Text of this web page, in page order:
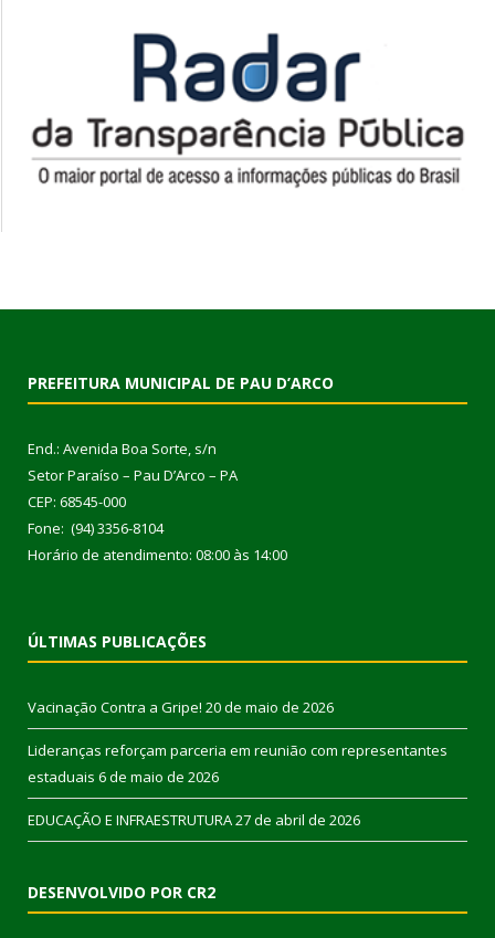
PREFEITURA MUNICIPAL DE PAU D’ARCO
End.: Avenida Boa Sorte, s/n
Setor Paraíso – Pau D’Arco – PA
CEP: 68545-000
Fone: (94) 3356-8104
Horário de atendimento: 08:00 às 14:00
ÚLTIMAS PUBLICAÇÕES
Vacinação Contra a Gripe! 20 de maio de 2026
Lideranças reforçam parceria em reunião com representantes
estaduais 6 de maio de 2026
EDUCAÇÃO E INFRAESTRUTURA27 de abril de 2026
DESENVOLVIDO POR CR2